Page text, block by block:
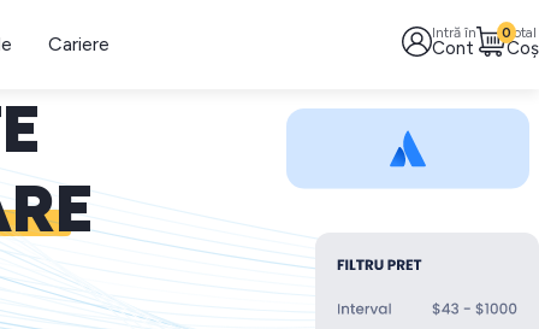
Cariere Intră în
Cont
Total
Coș
0